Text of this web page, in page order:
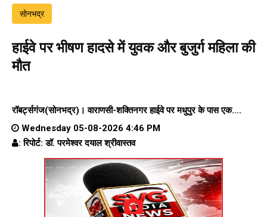
सोनभद्र
हाईवे पर भीषण हादसे में युवक और बुजुर्ग महिला की
मौत
रॉबर्ट्सगंज(सोनभद्र)। वाराणसी-शक्तिनगर हाईवे परमधुपुर के पास एक....
Wednesday 05-08-2026 4:46 PM
: रिपोर्ट: डॉ. परमेश्वर दयाल श्रीवास्तव